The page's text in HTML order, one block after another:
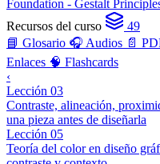
Foundation - Gestalt
Recursos del curso
49
📘 Glosario 🎧 Audios 📄
Enlaces 🧠 Flashcards
‹
Lección 03
Contraste, alineación,
una pieza antes de diseñarla
Lección 05
Teoría del color en diseño